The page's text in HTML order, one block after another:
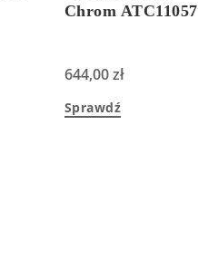
Chrom ATC11057
644,00zł
Sprawdź